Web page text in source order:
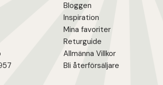
Bloggen
Inspiration
Mina favoriter
Returguide
Allmänna Villkor
Bli återförsäljare